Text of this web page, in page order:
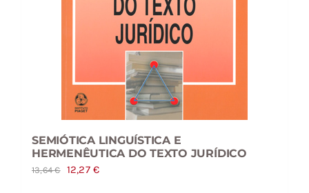
SEMIÓTICA LINGUÍSTICA E
HERMENÊUTICA DO TEXTO JURÍDICO
13,64€
O
12,27€O